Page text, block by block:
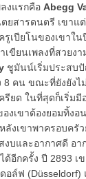
ลงแรกคือ Abegg
ยสารดนตรี เขาแ
รูเปียโนของเขาใ
ขียนเพลงที่สวยง
ชูมันน์เริ่มประสบ
8 คน ขณะที่ยังยังไ
รียด ในที่สุดก็เริ่ม
องเขาต้องยอมทิ้ง
ลังเขาพาครอบครั
งบและอากาศดี อา
ด้อีกครั้ง ปี 2893 เ
อล์ฟ (Düsseldorf)